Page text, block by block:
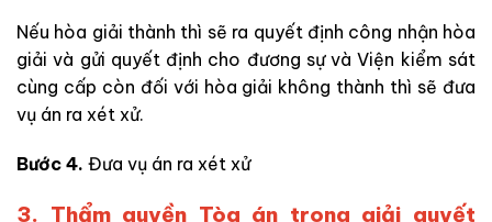
Nếu hòa giải thành thì sẽ ra quyết định công nhận hòa
giải và gửi quyết định cho đương sự và Viện kiểm sát
cùng cấp còn đối với hòa giải không thành thì sẽ đưa
vụ án ra xét xử.
Bước 4. Đưa vụ án ra xét xử
3. Thẩm quyền Tòa án trong giải quyết